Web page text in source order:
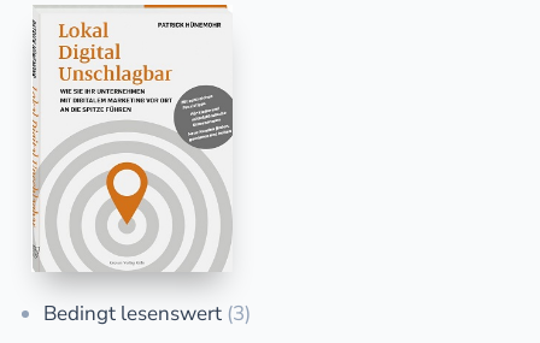
Bedingt lesenswert (3)